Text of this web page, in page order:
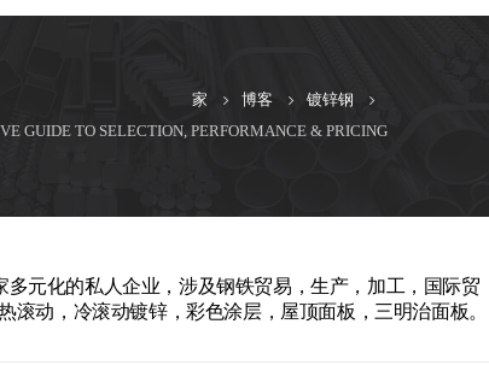
家 博客
镀锌钢
GUIDE TO SELECTION, PERFORMANCE & PRICING
多元化的私人企业，涉及钢铁贸易，生产，加工，国际贸
滚动，冷滚动镀锌，彩色涂层，屋顶面板，三明治面板。